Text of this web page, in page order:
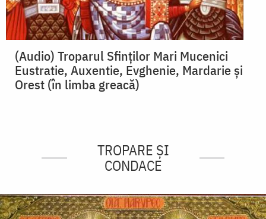
(Audio) Troparul Sfinților Mari Mucenici
Eustratie, Auxentie, Evghenie, Mardarie și
Orest (în limba greacă)
TROPARE ȘI
CONDACE